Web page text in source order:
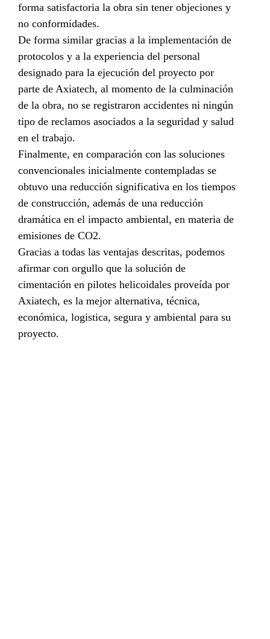
forma satisfactoria la obra sin tener objeciones y
no conformidades.
De forma similar gracias a la implementación de
protocolos y a la experiencia del personal
designado para la ejecución del proyecto por
parte de Axiatech, al momento de la culminación
de la obra, no se registraron accidentes ni ningún
tipo de reclamos asociados a la seguridad y salud
en el trabajo.
Finalmente, en comparación con las soluciones
convencionales inicialmente contempladas se
obtuvo una reducción significativa en los tiempos
de construcción, además de una reducción
dramática en el impacto ambiental, en materia de
emisiones de CO2.
Gracias a todas las ventajas descritas, podemos
afirmar con orgullo que la solución de
cimentación en pilotes helicoidales proveída por
Axiatech, es la mejor alternativa, técnica,
económica, logistica, segura y ambiental para su
proyecto.